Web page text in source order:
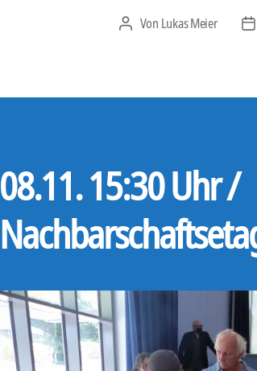
Beitragsautor
Von Lukas Meier
08.11. 15:30 Uhr /